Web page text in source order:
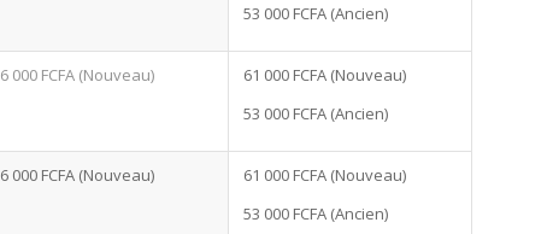
53 000 FCFA (Ancien)
6 000 FCFA (Nouveau)
61 000 FCFA (Nouveau)
53 000 FCFA (Ancien)
6 000 FCFA (Nouveau)
61 000 FCFA (Nouveau)
53 000 FCFA (Ancien)